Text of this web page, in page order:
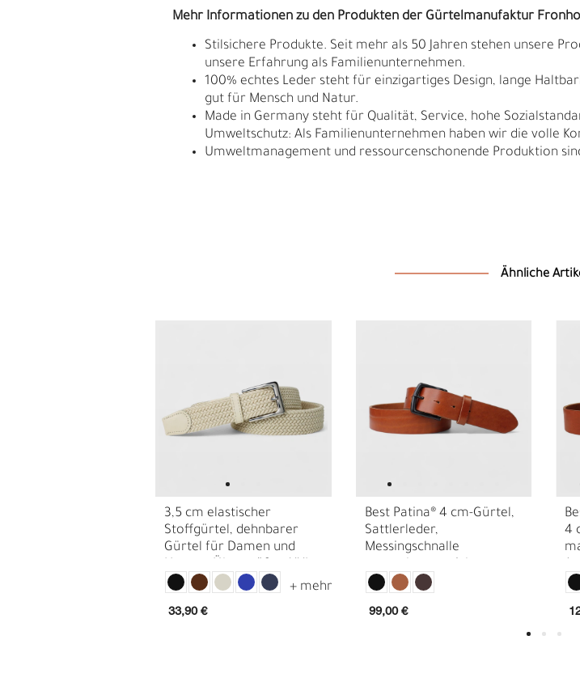
R G E
Mehr Informationen zu den Produkten der Gürtelmanufaktur
Stilsichere Produkte. Seit mehr als 50 Jahren stehen unsere
unsere Erfahrung als Familienunternehmen.
100% echtes Leder steht für einzigartiges Design, lange
gut für Mensch und Natur.
Made in Germany steht für Qualität, Service, hohe
Umweltschutz: Als Familienunternehmen haben wir die volle
Umweltmanagement und ressourcenschonende Produktion
Ähnliche
3,5 cm elastischer
Stoffgürtel, dehnbarer
Gürtel für Damen und
Gürtel
33,90 €
Best Patina® 4 cm-Gürtel,
Sattlerleder,
Messingschnalle
reflektierend
99,00 €
4